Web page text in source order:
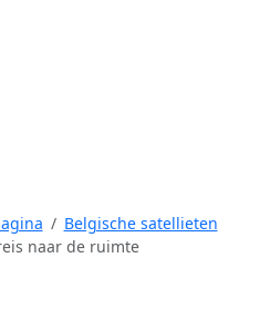
Belgische satellieten
naar de ruimte